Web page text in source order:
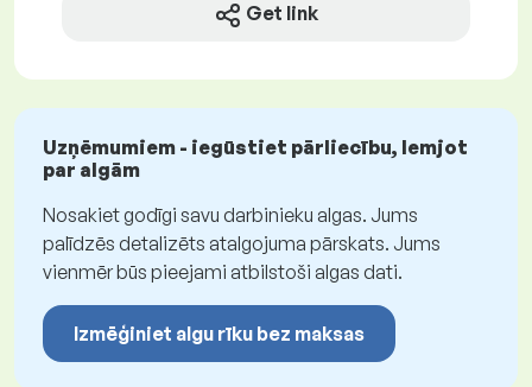
Get link
Uzņēmumiem - iegūstiet pārliecību, lemjot
par algām
Nosakiet godīgi savu darbinieku algas. Jums
palīdzēs detalizēts atalgojuma pārskats. Jums
vienmēr būs pieejami atbilstoši algas dati.
Izmēģiniet algu rīku bez maksas